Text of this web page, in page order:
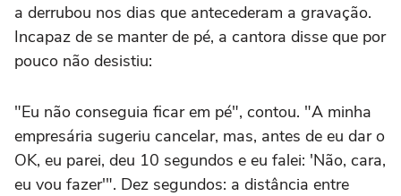
a derrubou nos dias que antecederam a gravação.
Incapaz de se manter de pé, a cantora disse que por
pouco não desistiu:
"Eu não conseguia ficar em pé", contou. "A minha
empresária sugeriu cancelar, mas, antes de eu dar o
OK, eu parei, deu 10 segundos e eu falei: 'Não, cara,
eu vou fazer'". Dez segundos: a distância entre